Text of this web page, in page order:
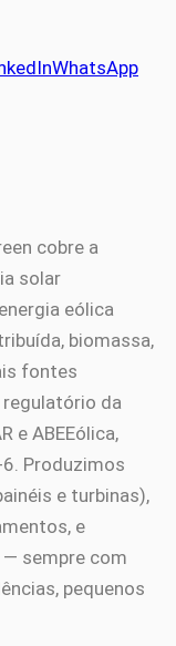
WhatsApp
cobre a
solar
eólica
biomassa,
fontes
regulatório da
e ABEEólica,
Produzimos
e turbinas),
e
sempre com
pequenos